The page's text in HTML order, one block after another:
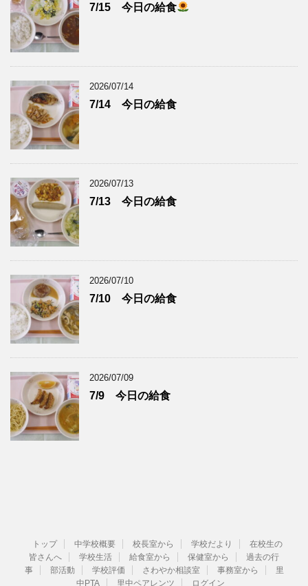
7/15 今日の給食
2026/07/14
7/14 今日の給食
2026/07/13
7/13 今日の給食
2026/07/10
7/10 今日の給食
2026/07/09
7/9 今日の給食
トップ 中学校概要 校長室から 学校だより
在校生の
皆さんへ
学校生活 給食室から 保健室から
過去の行
事
部活動 学校評価 さわやか相談室 事務室から
里
中PTA
里中ペアレンツ ログイン